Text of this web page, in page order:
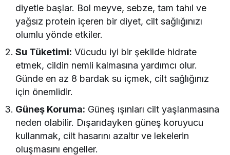
diyetle başlar. Bol meyve, sebze, tam tahıl ve
yağsız protein içeren bir diyet, cilt sağlığınızı
olumlu yönde etkiler.
Su Tüketimi: Vücudu iyi bir şekilde hidrate
etmek, cildin nemli kalmasına yardımcı olur.
Günde en az 8 bardak su içmek, cilt sağlığınız
için önemlidir.
Güneş Koruma: Güneş ışınları cilt yaşlanmasına
neden olabilir. Dışarıdayken güneş koruyucu
kullanmak, cilt hasarını azaltır ve lekelerin
oluşmasını engeller.